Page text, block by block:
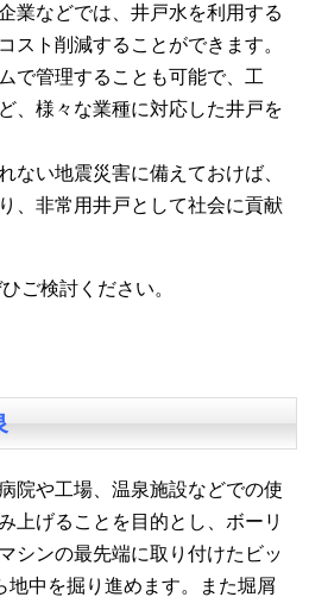
業などでは、井戸水を利用する
スト削減することができます。
で管理することも可能で、工
、様々な業種に対応した井戸を
ない地震災害に備えておけば、
、非常用井戸として社会に貢献
ご検討ください。
院や工場、温泉施設などでの使
上げることを目的とし、ボーリ
シンの最先端に取り付けたビッ
地中を掘り進めます。また堀屑